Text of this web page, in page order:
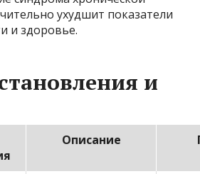
ухудшит показатели
и здоровье.
и
Описание